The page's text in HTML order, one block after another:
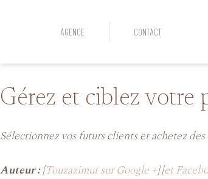
AGENCE CONTACT
Gérez et ciblez votre
Sélectionnez vos futurs clients et achetez
Auteur :[Touzazimut sur Google +] [et